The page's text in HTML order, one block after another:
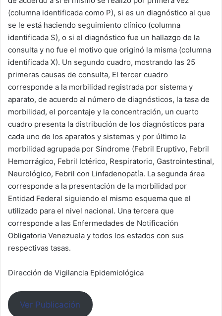
(columna identificada como P), si es un diagnóstico al que
se le está haciendo seguimiento clínico (columna
identificada S), o si el diagnóstico fue un hallazgo de la
consulta y no fue el motivo que originó la misma (columna
identificada X). Un segundo cuadro, mostrando las 25
primeras causas de consulta, El tercer cuadro
corresponde a la morbilidad registrada por sistema y
aparato, de acuerdo al número de diagnósticos, la tasa de
morbilidad, el porcentaje y la concentración, un cuarto
cuadro presenta la distribución de los diagnósticos para
cada uno de los aparatos y sistemas y por último la
morbilidad agrupada por Síndrome (Febril Eruptivo, Febril
Hemorrágico, Febril Ictérico, Respiratorio, Gastrointestinal,
Neurológico, Febril con Linfadenopatía. La segunda área
corresponde a la presentación de la morbilidad por
Entidad Federal siguiendo el mismo esquema que el
utilizado para el nivel nacional. Una tercera que
corresponde a las Enfermedades de Notificación
Obligatoria Venezuela y todos los estados con sus
respectivas tasas.
Dirección de Vigilancia Epidemiológica
Ver Publicación